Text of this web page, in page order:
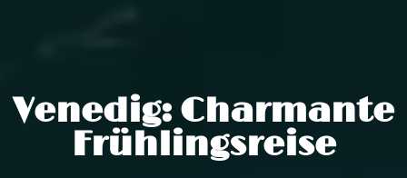
Venedig: Charmante
Frühlingsreise